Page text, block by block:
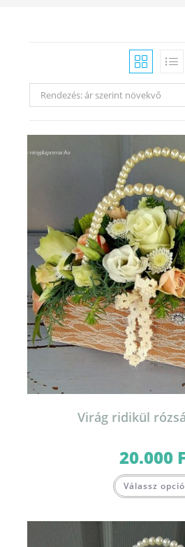
Rendezés: ár szerint növekvő
Virág ridikül
20.000
Válassz